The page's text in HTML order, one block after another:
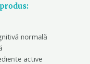
normală
active